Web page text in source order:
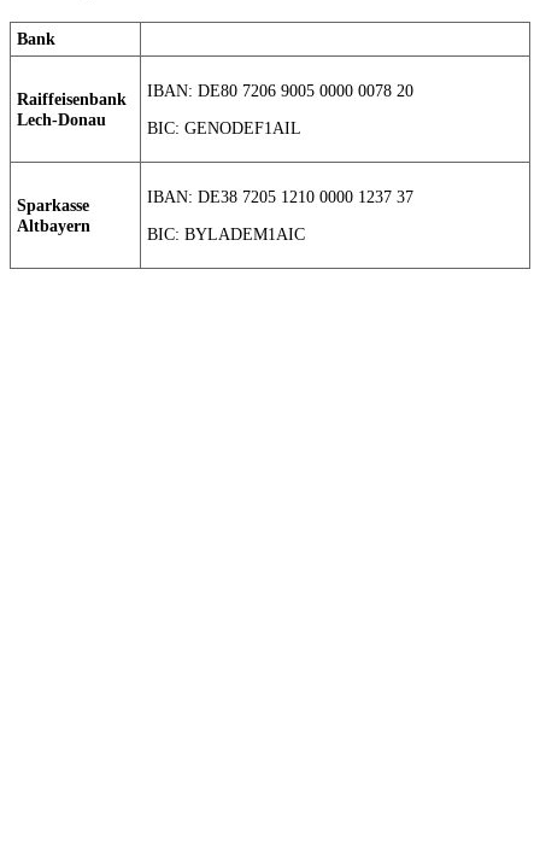
Bank
Raiffeisenbank
Lech-Donau
IBAN: DE80 7206 9005 0000 0078 20
BIC: GENODEF1AIL
Sparkasse
Altbayern
IBAN: DE38 7205 1210 0000 1237 37
BIC: BYLADEM1AIC